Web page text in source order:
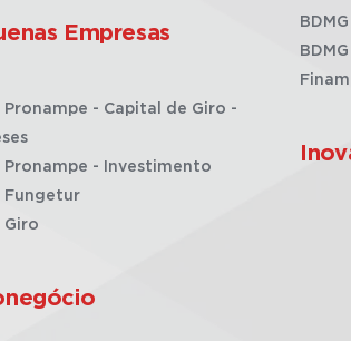
Empresas
Pronampe - Capital de Giro -
Pronampe - Investimento
Fungetur
Giro